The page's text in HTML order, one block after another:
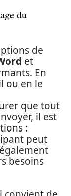
du
de
et
En
ou en le
que tout
il est
:
peut
besoins